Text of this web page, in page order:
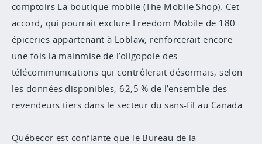
comptoirs La boutique mobile (The Mobile Shop). Cet
accord, qui pourrait exclure Freedom Mobile de 180
épiceries appartenant à Loblaw, renforcerait encore
une fois la mainmise de l’oligopole des
télécommunications qui contrôlerait désormais, selon
les données disponibles, 62,5 % de l’ensemble des
revendeurs tiers dans le secteur du sans-fil au Canada.
Québecor est confiante que le Bureau de la